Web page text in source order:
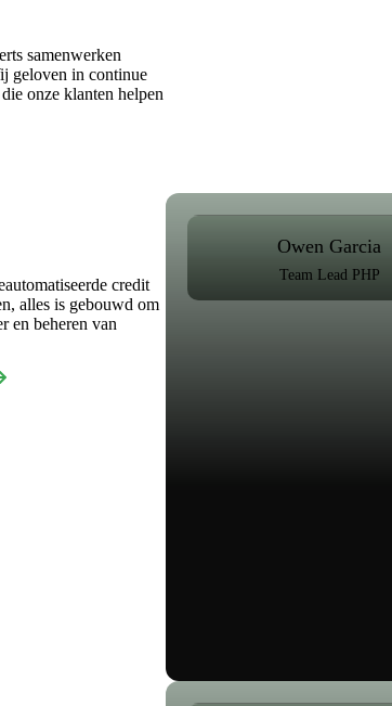
samenwerken
geloven in continue
onze klanten helpen
credit
alles is gebouwd om
en beheren van
Owen Garcia
Team Lead PHP